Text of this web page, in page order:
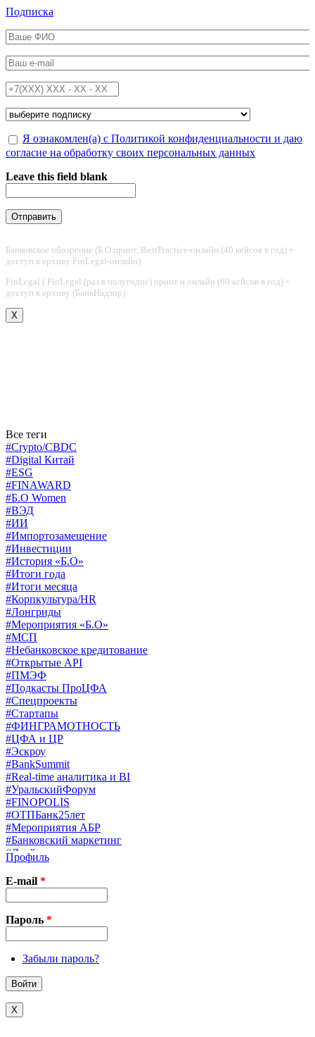
Перейти к основному содержанию
Подписка
ФИО*
Email*
Телефон*
Подписка на*
Обработка персональных данных*
Я ознакомлен(а) с Политикой конфиденциальности и даю
согласие на обработку своих персональных данных
Leave this field blank
Банковское обозрение (Б.О принт, BestPractice-онлайн (40 кейсов в год) +
доступ к архиву FinLegal-онлайн)
FinLegal ( FinLegal (раз в полугодие) принт и онлайн (60 кейсов в год) +
доступ к архиву (БанкНадзор)
X
Все теги
#Crypto/CBDC
#Digital Китай
#ESG
#FINAWARD
#Б.О Women
#ВЭД
#ИИ
#Импортозамещение
#Инвестиции
#История «Б.О»
#Итоги года
#Итоги месяца
#Корпкультура/HR
#Лонгриды
#Мероприятия «Б.О»
#МСП
#Небанковское кредитование
#Открытые API
#ПМЭФ
#Подкасты ПроЦФА
#Спецпроекты
#Стартапы
#ФИНГРАМОТНОСТЬ
#ЦФА и ЦР
#Эскроу
#BankSummit
#Real-time аналитика и BI
#УральскийФорум
#FINOPOLIS
#ОТПБанк25лет
#Мероприятия АБР
#Банковский маркетинг
#Драйверы страхования
#Финконгресс ЦБ
#PB&WM
#UX/CX
#Экосистемы
X
Профиль
E-mail *
Пароль *
Забыли пароль?
X